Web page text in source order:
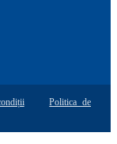
Politica de